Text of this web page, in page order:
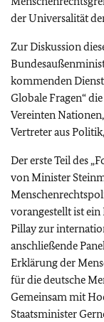
der Universalität
Zur Diskussion
kommenden
Globale Fragen“
Vereinten
Vertreter aus
Der erste Teil des
von Minister
vorangestellt ist
Pillay zur
anschließende
Erklärung der
für die deutsche
Gemeinsam mit
Staatsminister